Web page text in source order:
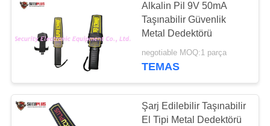
BIR
TEKLIF
ISTEĞI
SITE
HARITASI
Under Vehicle
Surveillance System
Alkalin Pil 9V 50mA
Taşınabilir Güvenlik
Metal Dedektörü
negotiable MOQ:1 parça
TEMAS
Şarj Edilebilir Taşınabilir
El Tipi Metal Dedektörü